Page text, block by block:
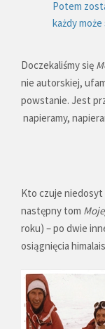
Potem
każdy
Doczekaliśmy się
nie autorskiej,
powstanie. Jest
napieramy,
Kto czuje niedosyt
następny tom
roku) – po dwie
osiągnięcia